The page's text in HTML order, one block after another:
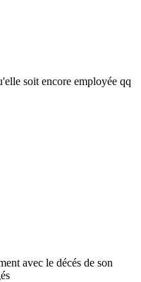
soit encore employée qq
avec le décés de son